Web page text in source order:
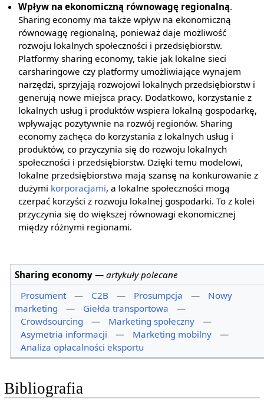
Wpływ na ekonomiczną równowagę regionalną.
Sharing economy ma także wpływ na ekonomiczną
równowagę regionalną, ponieważ daje możliwość
rozwoju lokalnych społeczności i przedsiębiorstw.
Platformy sharing economy, takie jak lokalne sieci
carsharingowe czy platformy umożliwiające wynajem
narzędzi, sprzyjają rozwojowi lokalnych przedsiębiorstw i
generują nowe miejsca pracy. Dodatkowo, korzystanie z
lokalnych usług i produktów wspiera lokalną gospodarkę,
wpływając pozytywnie na rozwój regionów. Sharing
economy zachęca do korzystania z lokalnych usług i
produktów, co przyczynia się do rozwoju lokalnych
społeczności i przedsiębiorstw. Dzięki temu modelowi,
lokalne przedsiębiorstwa mają szansę na konkurowanie z
dużymi korporacjami, a lokalne społeczności mogą
czerpać korzyści z rozwoju lokalnej gospodarki. To z kolei
przyczynia się do większej równowagi ekonomicznej
między różnymi regionami.
Sharing economy —artykuły polecane
Prosument
— C2B — Prosumpcja —
Nowy
marketing
— Giełda transportowa
—
Crowdsourcing
— Marketing społeczny
—
Asymetria informacji
— Marketing mobilny
—
Analiza opłacalności eksportu
Bibliografia